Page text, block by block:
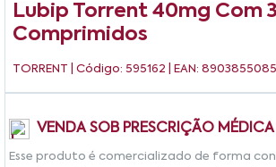
Lubip Torrent 40mg Com
Comprimidos
TORRENT | Código: 595162 | EAN:
VENDA SOB PRESCRIÇÃO MÉDICA
Esse produto é comercializado de forma